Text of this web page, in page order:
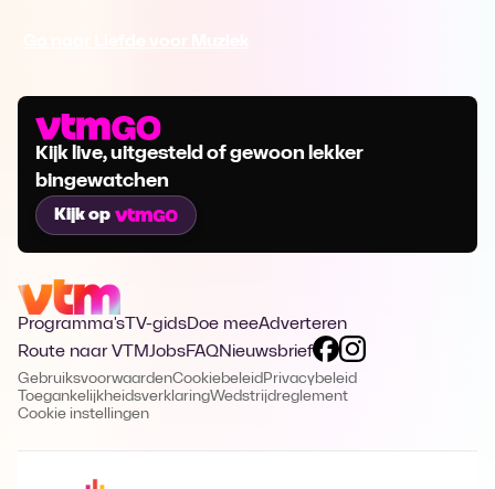
Kijk live, uitgesteld of gewoon lekker
bingewatchen
Kijk op
Programma's TV-gidsDoe meeAdverteren
Route naar VTMJobsFAQNieuwsbrief
GebruiksvoorwaardenCookiebeleid Privacybeleid
ToegankelijkheidsverklaringWedstrijdreglement
Cookie instellingen